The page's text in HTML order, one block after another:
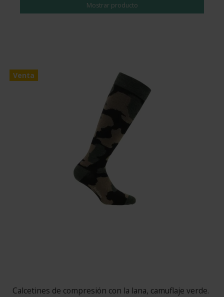
Mostrar producto
Venta
Calcetines de compresión con la lana, camuflaje verde.